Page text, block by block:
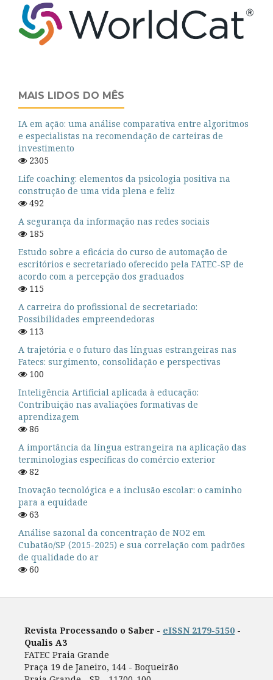
MAIS LIDOS DO MÊS
IA em ação: uma análise comparativa entre algoritmos
e especialistas na recomendação de carteiras de
investimento
2305
Life coaching: elementos da psicologia positiva na
construção de uma vida plena e feliz
492
A segurança da informação nas redes sociais
185
Estudo sobre a eficácia do curso de automação de
escritórios e secretariado oferecido pela FATEC-SP de
acordo com a percepção dos graduados
115
A carreira do profissional de secretariado:
Possibilidades empreendedoras
113
A trajetória e o futuro das línguas estrangeiras nas
Fatecs: surgimento, consolidação e perspectivas
100
Inteligência Artificial aplicada à educação:
Contribuição nas avaliações formativas de
aprendizagem
86
A importância da língua estrangeira na aplicação das
terminologias específicas do comércio exterior
82
Inovação tecnológica e a inclusão escolar: o caminho
para a equidade
63
Análise sazonal da concentração de NO2 em
Cubatão/SP (2015-2025) e sua correlação com padrões
de qualidade do ar
60
Revista Processando o Saber - eISSN 2179-5150 -
Qualis A3
FATEC Praia Grande
Praça 19 de Janeiro, 144 - Boqueirão